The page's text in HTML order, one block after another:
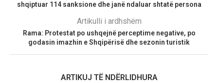
shqiptuar 114 sanksione dhe janë ndaluar shtatë persona
Artikulli i ardhshëm
Rama: Protestat po ushqejnë perceptime negative, po
godasin imazhin e Shqipërisë dhe sezonin turistik
ARTIKUJ TË NDËRLIDHURA